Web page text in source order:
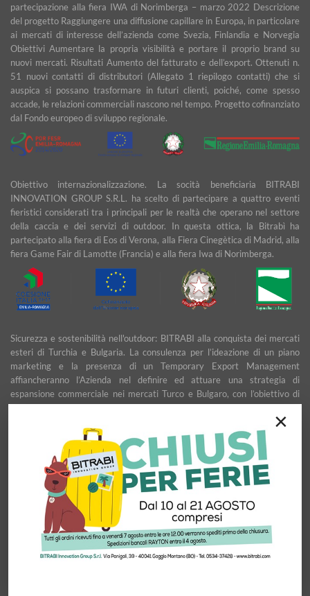
×
partecipazione alla fiera IWA di Norimberga – marzo 2022 Descrizione
del progetto Raggiungere una diffusione capillare in Europa, in particolare
ai mercati di interesse dell’azienda come Svezia, Finlandia e Norvegia
Obiettivi Aumentare la propria visibilità e portare il proprio brand su
nuovi mercati. Risultati Aumento del fatturato e dell’export. Ottenuti n.
51 nuovi contatti di distributori (Allegato 1 riepilogo contatti) che si
auspica si possano trasformare in futuri clienti, poiché, come spesso
accade, le relazioni commerciali nascono nel tempo. Progetto cofinanziato
dal Fondo europeo di sviluppo regionale.
Obiettivo internazionalizzazione. La socità beneficiaria BITRABI
INNOVATION GROUP S.R.L. ha scelto di partecipare a quattro eventi
fieristici considerati tra i principali per le realtà che operano nel settore
della caccia e dei servizi di outdoor. In questa ottica, la Bitrabì ha
partecipato alla fiera di Eos di Verona, alla Fiera Cinegètica di Madrid, alla
fiera Game Fair di Lamotte (Francia) e alla fiera Iwa di Norimberga.
Sicurezza e sostenibilità nell'outdoor: BITRABI alla conquista dei mercati
esteri di Turchia e Bulgaria. La consulenza per l’ideazione di un piano
marketing e la presenza di un Temporary Export Management
affiancheranno l’Azienda nel definire ed attuare una strategia di
espansione commerciale nei mercati Turco e Bulgaro, con l’obiettivo di
garantire uno sviluppo stabile e duraturo.